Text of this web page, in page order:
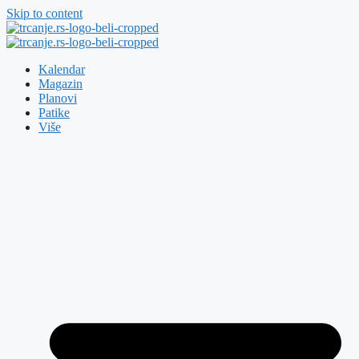
Skip to content
Kalendar
Magazin
Planovi
Patike
Više